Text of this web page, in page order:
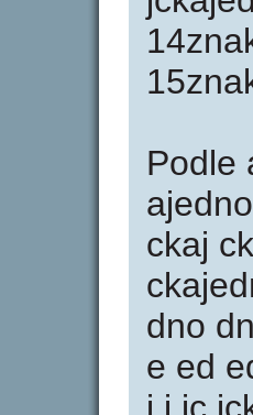
Podle
ckaj
dno
e ed